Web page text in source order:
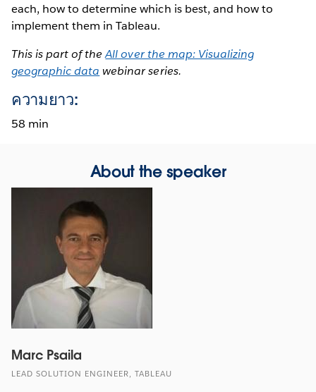
each, how to determine which is best, and how to
implement them in Tableau.
This is part of theAll over the map: Visualizing
geographic data webinar series.
ความยาว:
58 min
About the speaker
Marc Psaila
LEAD SOLUTION ENGINEER, TABLEAU